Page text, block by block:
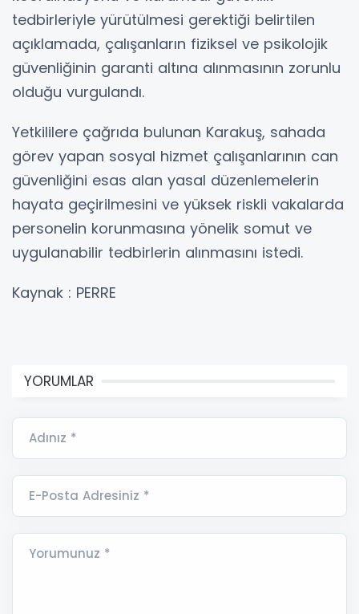
tedbirleriyle yürütülmesi gerektiği belirtilen
açıklamada, çalışanların fiziksel ve psikolojik
güvenliğinin garanti altına alınmasının zorunlu
olduğu vurgulandı.
Yetkililere çağrıda bulunan Karakuş, sahada
görev yapan sosyal hizmet çalışanlarının can
güvenliğini esas alan yasal düzenlemelerin
hayata geçirilmesini ve yüksek riskli vakalarda
personelin korunmasına yönelik somut ve
uygulanabilir tedbirlerin alınmasını istedi.
Kaynak : PERRE
YORUMLAR
Adınız *
E-Posta Adresiniz *
Yorumunuz *